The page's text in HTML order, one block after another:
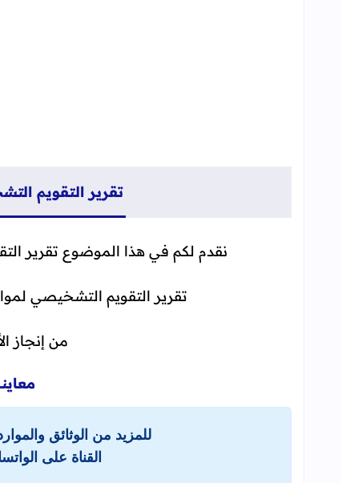
تقرير التقويم
نقدم لكم في هذا الموضوع تقرير التقويم
تقرير التقويم التشخيصي
من إنجاز
للمزيد من الوثائق
القناة على